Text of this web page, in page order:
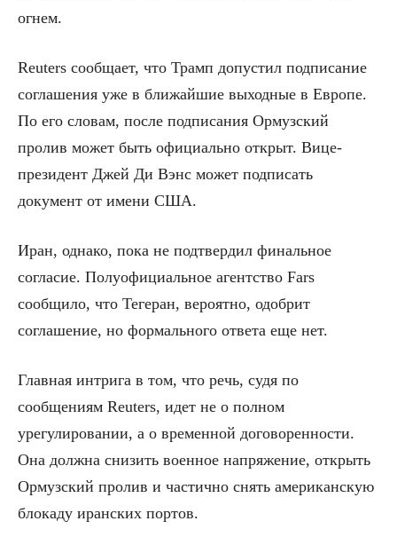
огнем.
Reuters сообщает, что Трамп допустил подписание
соглашения уже в ближайшие выходные в Европе.
По его словам, после подписания Ормузский
пролив может быть официально открыт. Вице-
президент Джей Ди Вэнс может подписать
документ от имени США.
Иран, однако, пока не подтвердил финальное
согласие. Полуофициальное агентство Fars
сообщило, что Тегеран, вероятно, одобрит
соглашение, но формального ответа еще нет.
Главная интрига в том, что речь, судя по
сообщениям Reuters, идет не о полном
урегулировании, а о временной договоренности.
Она должна снизить военное напряжение, открыть
Ормузский пролив и частично снять американскую
блокаду иранских портов.